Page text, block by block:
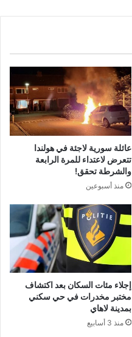
عائلة سورية لاجئة في هولندا
تتعرض لاعتداء للمرة الرابعة
والشرطة تحقق!
منذ أسبوعين
إجلاء مئات السكان بعد اكتشاف
مختبر مخدرات في حي سكني
بمدينة لاهاي
منذ 3 أسابيع